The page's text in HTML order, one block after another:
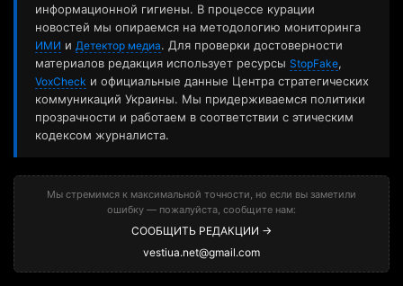
информационной гигиены. В процессе курации
новостей мы опираемся на методологию мониторинга
ИМИ и Детектор медиа. Для проверки достоверности
материалов редакция использует ресурсы StopFake,
VoxCheck и официальные данные Центра стратегических
коммуникаций Украины. Мы придерживаемся политики
прозрачности и работаем в соответствии с этическим
кодексом журналиста.
Мы стремимся к максимальной точности, но если вы заметили
ошибку — пожалуйста, сообщите нам:
СООБЩИТЬ РЕДАКЦИИ →
vestiua.net@gmail.com